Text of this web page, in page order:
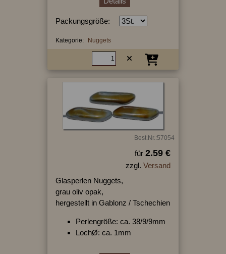
Packungsgröße:
Kategorie: Nuggets
Best.Nr.:57054
für 2.59 €
zzgl. Versand
Glasperlen Nuggets,
grau oliv opak,
hergestellt in Gablonz / Tschechien
Perlengröße: ca. 38/9/9mm
LochØ: ca. 1mm